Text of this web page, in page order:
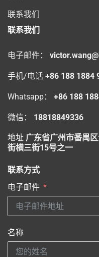
联系我们
联系我们
电子邮件：
手机/电话 +86 188 1884
Whatsapp： +86 188
微信： 18818849336
地址 广东省广州市番禺
街横三街15号之一
联系方式
电子邮件
名称